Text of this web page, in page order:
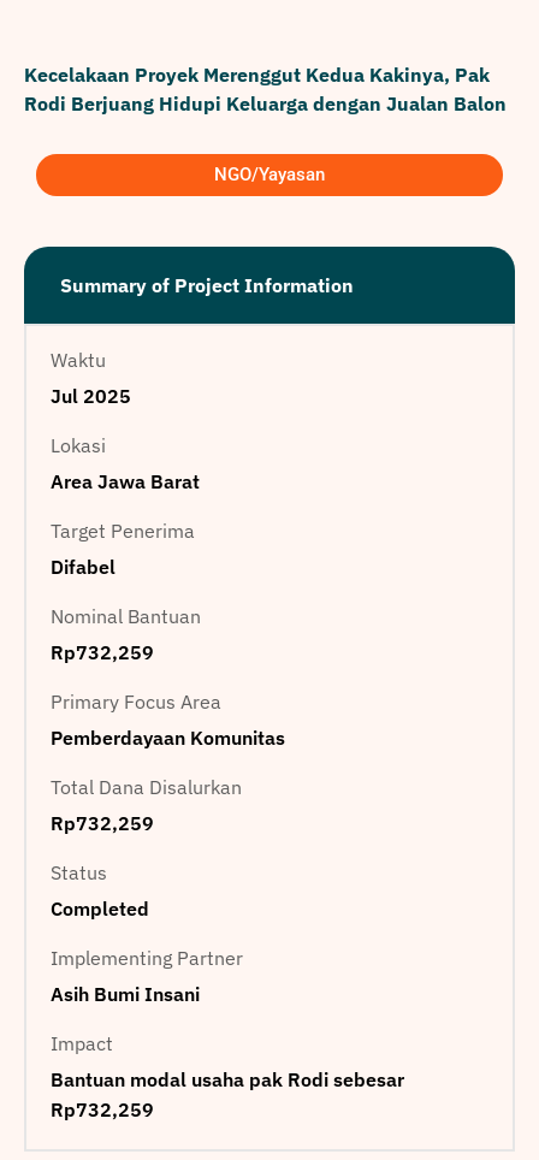
Kecelakaan Proyek Merenggut Kedua Kakinya, Pak
Rodi Berjuang Hidupi Keluarga dengan Jualan Balon
NGO/Yayasan
Summary of Project Information
Waktu
Jul 2025
Lokasi
Area Jawa Barat
Target Penerima
Difabel
Nominal Bantuan
Rp732,259
Primary Focus Area
Pemberdayaan Komunitas
Total Dana Disalurkan
Rp732,259
Status
Completed
Implementing Partner
Asih Bumi Insani
Impact
Bantuan modal usaha pak Rodi sebesar
Rp732,259